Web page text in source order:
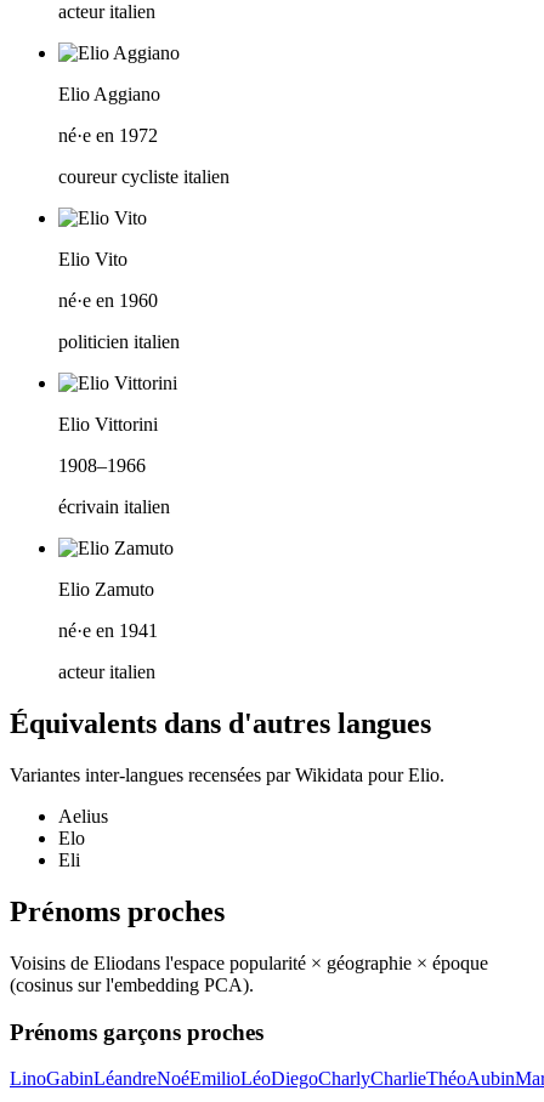
acteur italien
Elio Aggiano
né·e en 1972
coureur cycliste italien
Elio Vito
né·e en 1960
politicien italien
Elio Vittorini
1908–1966
écrivain italien
Elio Zamuto
né·e en 1941
acteur italien
Équivalents dans d'autres langues
Variantes inter-langues recensées par Wikidata pourElio.
Aelius
Elo
Eli
Prénoms proches
Voisins de Eliodans l'espace popularité × géographie × époque
(cosinus sur l'embedding PCA).
Prénoms garçons proches
LinoGabinLéandreNoéEmilioLéoDiegoCharlyCharlieThéoAubin